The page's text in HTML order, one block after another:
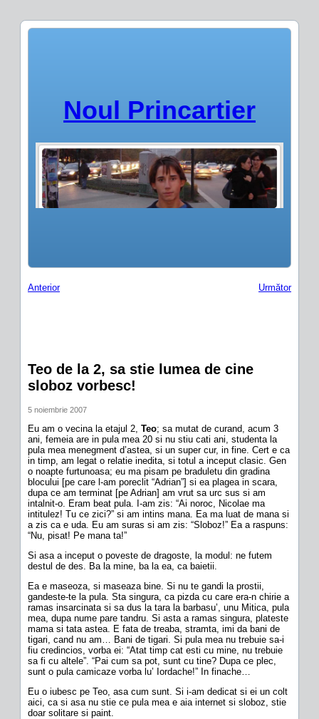
Noul Princartier
Anterior Următor
Teo de la 2, sa stie lumea de cine
sloboz vorbesc!
5 noiembrie 2007
Eu am o vecina la etajul 2, Teo; sa mutat de curand, acum 3
ani, femeia are in pula mea 20 si nu stiu cati ani, studenta la
pula mea menegment d’astea, si un super cur, in fine. Cert e ca
in timp, am legat o relatie inedita, si totul a inceput clasic. Gen
o noapte furtunoasa; eu ma pisam pe braduletu din gradina
blocului [pe care l-am poreclit “Adrian”] si ea plagea in scara,
dupa ce am terminat [pe Adrian] am vrut sa urc sus si am
intalnit-o. Eram beat pula. I-am zis: “Ai noroc, Nicolae ma
intitulez! Tu ce zici?” si am intins mana. Ea ma luat de mana si
a zis ca e uda. Eu am suras si am zis: “Sloboz!” Ea a raspuns:
“Nu, pisat! Pe mana ta!”
Si asa a inceput o poveste de dragoste, la modul: ne futem
destul de des. Ba la mine, ba la ea, ca baietii.
Ea e maseoza, si maseaza bine. Si nu te gandi la prostii,
gandeste-te la pula. Sta singura, ca pizda cu care era-n chirie a
ramas insarcinata si sa dus la tara la barbasu’, unu Mitica, pula
mea, dupa nume pare tandru. Si asta a ramas singura, plateste
mama si tata astea. E fata de treaba, stramta, imi da bani de
tigari, cand nu am… Bani de tigari. Si pula mea nu trebuie sa-i
fiu credincios, vorba ei: “Atat timp cat esti cu mine, nu trebuie
sa fi cu altele”. “Pai cum sa pot, sunt cu tine? Dupa ce plec,
sunt o pula camicaze vorba lu’ Iordache!” In finache…
Eu o iubesc pe Teo, asa cum sunt. Si i-am dedicat si ei un colt
aici, ca si asa nu stie ce pula mea e aia internet si sloboz, stie
doar solitare si paint.